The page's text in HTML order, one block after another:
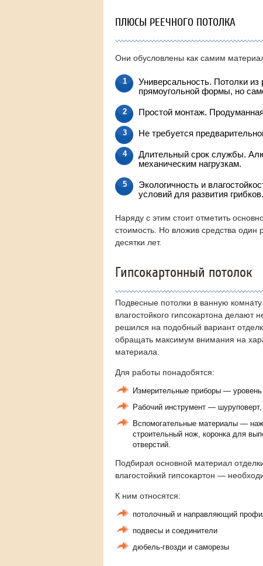
ПЛЮСЫ РЕЕЧНОГО ПОТОЛКА
Они обусловлены как самим
Универсальность. Потолки
прямоугольной формы, но
Простой монтаж.
Не требуется
Длительный срок службы.
механическим нагрузкам.
Экологичность и
условий для развития грибков.
Наряду с этим стоит отметить
стоимость. Но вложив средства один
десятки лет.
Гипсокартонный потолок
Подвесные потолки в ванную комнату
влагостойкого гипсокартона делают
решился на подобный вариант
обращать максимум внимания на
материала.
Для работы понадобятся:
Измерительные приборы — уровень
Рабочий инструмент —
Вспомогательные материалы —
строительный нож, коронка для
отверстий.
Подбирая основной материал
влагостойкий гипсокартон —
К ним относятся:
потолочный и направляющий
подвесы и соединители
дюбель-гвозди и саморезы